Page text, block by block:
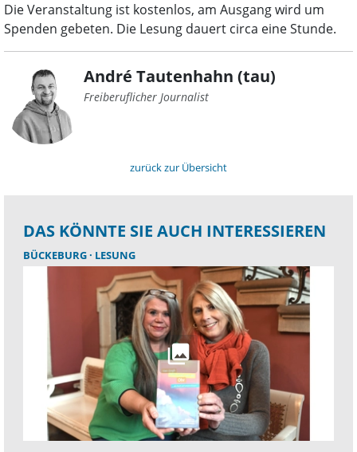
Die Veranstaltung ist kostenlos, am Ausgang wird um
Spenden gebeten. Die Lesung dauert circa eine Stunde.
André Tautenhahn (tau)
Freiberuflicher Journalist
zurück zur Übersicht
DAS KÖNNTE SIE AUCH INTERESSIEREN
BÜCKEBURG LESUNG